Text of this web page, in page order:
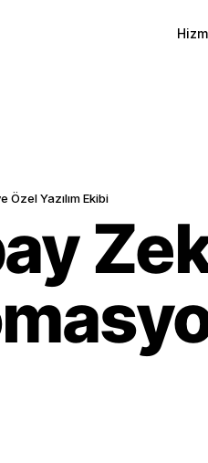
Özel Yazılım Ekibi